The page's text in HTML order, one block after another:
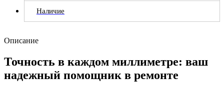
Наличие
Описание
Точность в каждом миллиметре: ваш
надежный помощник в ремонте